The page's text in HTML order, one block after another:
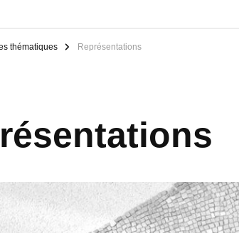
thématiques Représentations